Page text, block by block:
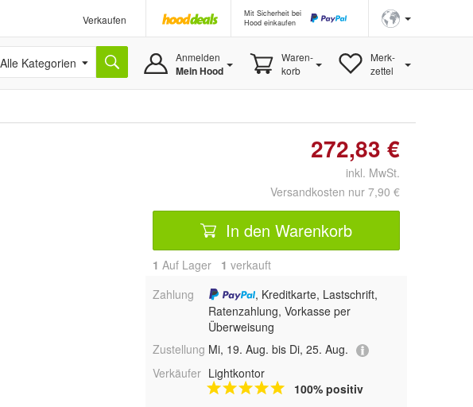
Verkaufen
Mit Sicherheit bei
Hood einkaufen
Alle Kategorien Anmelden
Mein Hood
Waren-
korb
Merk-
zettel
272,83 €
inkl. MwSt.
Versandkosten nur 7,90 €
In den Warenkorb
1 Auf Lager 1 verkauft
Zahlung
, Kreditkarte, Lastschrift,
Ratenzahlung, Vorkasse per
Überweisung
Zustellung Mi, 19. Aug. bis Di, 25. Aug.
Verkäufer Lightkontor
100% positiv